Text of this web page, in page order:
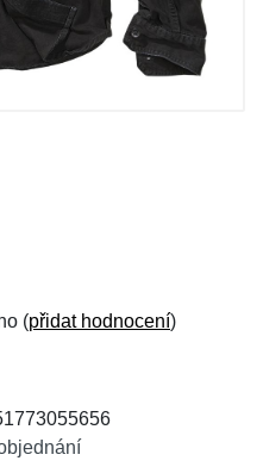
(přidat hodnocení)